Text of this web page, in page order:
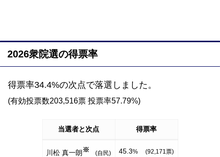
2026衆院選の得票率
得票率34.4%の次点で落選しました。
(有効投票数203,516票 投票率57.79%)
当選者と次点 得票率
川松 真一朗※ (自民) 45.3% (92,171票)